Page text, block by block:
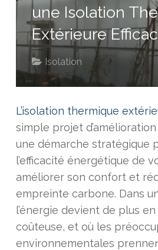
une Isolation
Extérieure
Isolation
L’isolation thermique
simple projet d’amélioration
une démarche stratégique
l’efficacité énergétique de
améliorer son confort et
empreinte carbone. Dans
l’énergie devient de plus
coûteuse, et où les
environnementales